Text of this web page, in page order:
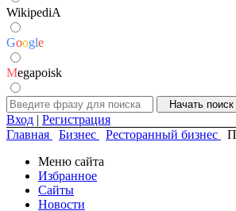
WikipediA
Google
Megapoisk
Вход | Регистрация
Главная
Бизнес Ресторанный бизнес
Меню сайта
Избранное
Сайты
Новости